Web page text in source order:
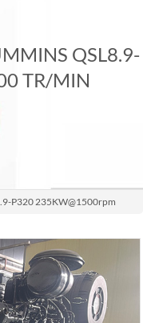
QSL8.9-
TR/MIN
P320 235KW@1500rpm